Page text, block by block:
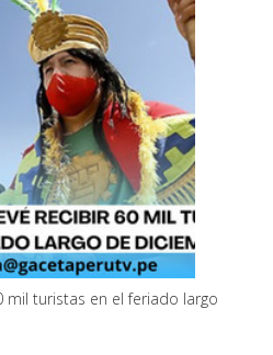
mil turistas en el feriado largo